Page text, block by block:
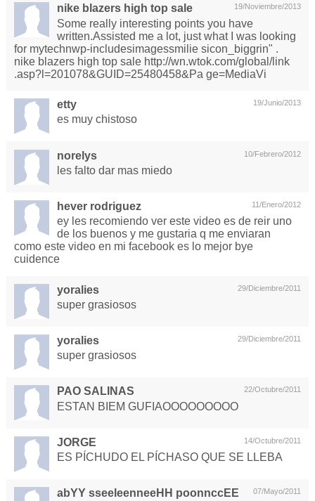
19/Noviembre/2013
nike blazers high top sale
Some really interesting points you have
written.Assisted me a lot, just what I was looking
for mytechnwp-includesimagessmilie sicon_biggrin" .
nike blazers high top sale http://wn.wtok.com/global/link
.asp?l=201078&GUID=25480458&Pa ge=MediaVi
19/Junio/2013
etty
es muy chistoso
10/Febrero/2012
norelys
les falto dar mas miedo
11/Enero/2012
hever rodriguez
ey les recomiendo ver este video es de reir uno
de los buenos y me gustaria q me enviaran
como este video en mi facebook es lo mejor bye
cuidence
29/Diciembre/2011
yoralies
super grasiosos
29/Diciembre/2011
yoralies
super grasiosos
22/Octubre/2011
PAO SALINAS
ESTAN BIEM GUFIAOOOOOOOOO
14/Octubre/2011
JORGE
ES PÍCHUDO EL PÍCHASO QUE SE LLEBA
07/Mayo/2011
abYY sseeleenneeHH poonnccEE